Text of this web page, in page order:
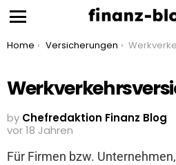
You are here:
Home Versicherungen
by Chefredaktion Finanz Blog
vor 18 Jahren
Für Firmen bzw.